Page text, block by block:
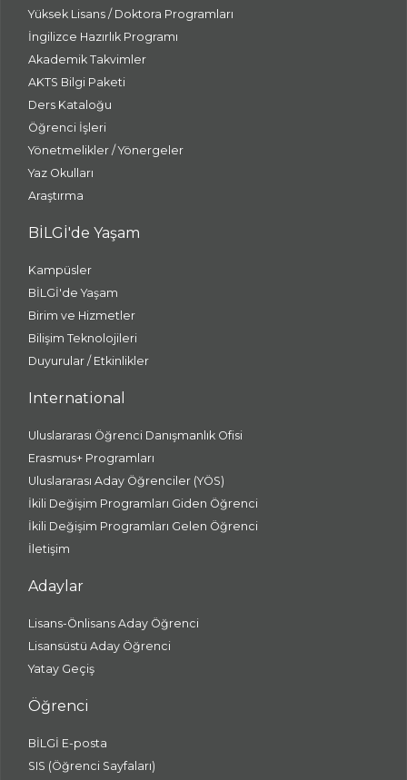
Yüksek Lisans / Doktora Programları
İngilizce Hazırlık Programı
Akademik Takvimler
AKTS Bilgi Paketi
Ders Kataloğu
Öğrenci İşleri
Yönetmelikler / Yönergeler
Yaz Okulları
Araştırma
BİLGİ'de Yaşam
Kampüsler
BİLGİ'de Yaşam
Birim ve Hizmetler
Bilişim Teknolojileri
Duyurular / Etkinlikler
International
Uluslararası Öğrenci Danışmanlık Ofisi
Erasmus+ Programları
Uluslararası Aday Öğrenciler (YÖS)
İkili Değişim Programları Giden Öğrenci
İkili Değişim Programları Gelen Öğrenci
İletişim
Adaylar
Lisans-Önlisans Aday Öğrenci
Lisansüstü Aday Öğrenci
Yatay Geçiş
Öğrenci
BİLGİ E-posta
SIS (Öğrenci Sayfaları)